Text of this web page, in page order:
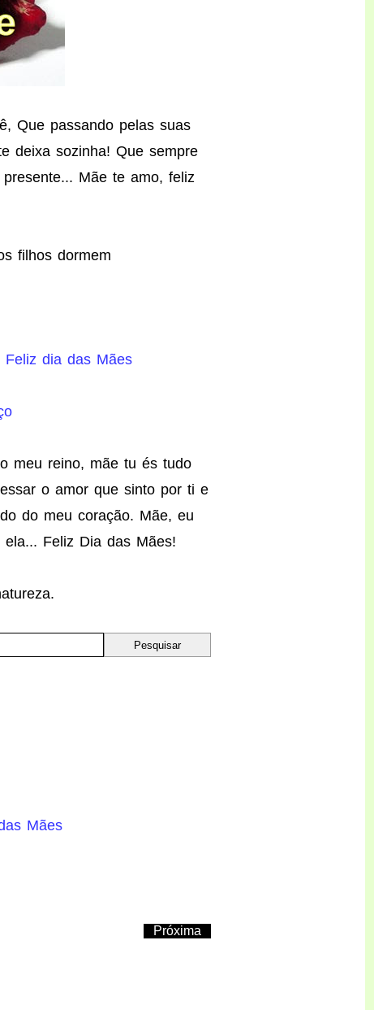
Que passando pelas suas
deixa sozinha! Que sempre
Mãe te amo, feliz
filhos dormem
Feliz dia das Mães
meu reino, mãe tu és tudo
o amor que sinto por ti e
do meu coração. Mãe, eu
Feliz Dia das Mães!
Mães
Próxima